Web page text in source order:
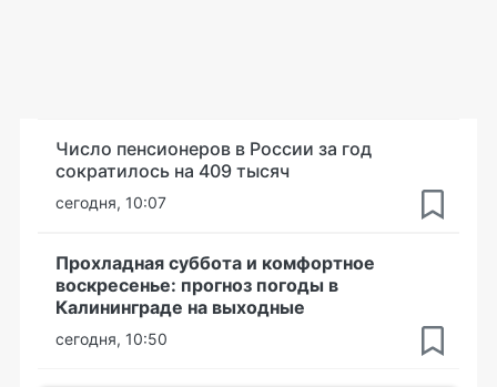
Число пенсионеров в России за год
сократилось на 409 тысяч
сегодня, 10:07
Прохладная суббота и комфортное
воскресенье: прогноз погоды в
Калининграде на выходные
сегодня, 10:50